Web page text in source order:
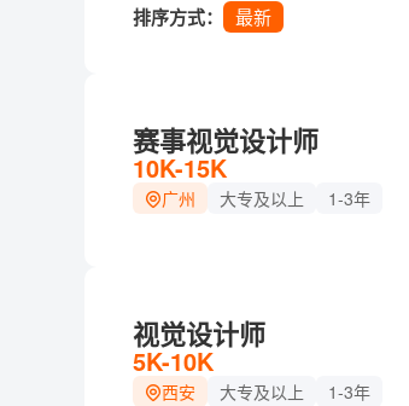
排序方式： 最新
赛事视觉设计师
10K-15K
广州 大专及以上 1-3年
视觉设计师
5K-10K
西安 大专及以上 1-3年